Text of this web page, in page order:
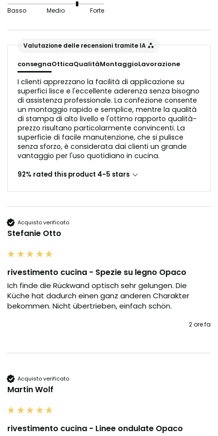
ondulate o trucioli di legno non sono adatti in questo
di polvere e grasso.
Basso Medio Forte
Valutazione delle recensioni tramite IA
consegnaOtticaQualitàMontaggioLavorazione
I clienti apprezzano la facilità di applicazione su
superfici lisce e l'eccellente aderenza senza bisogno
di assistenza professionale. La confezione consente
un montaggio rapido e semplice, mentre la qualità
di stampa di alto livello e l'ottimo rapporto qualità-
prezzo risultano particolarmente convincenti. La
superficie di facile manutenzione, che si pulisce
senza sforzo, è considerata dai clienti un grande
vantaggio per l'uso quotidiano in cucina.
92% rated this product 4-5 stars
Acquisto verificato
Stefanie Otto
rivestimento cucina - Spezie su legno Opaco
Ich finde die Rückwand optisch sehr gelungen. Die
Küche hat dadurch einen ganz anderen Charakter
bekommen. Nicht übertrieben, einfach schön.
2 ore fa
Acquisto verificato
Martin Wolf
rivestimento cucina - Linee ondulate Opaco